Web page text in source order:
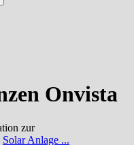
Onvista
zur
Solar Anlage ...